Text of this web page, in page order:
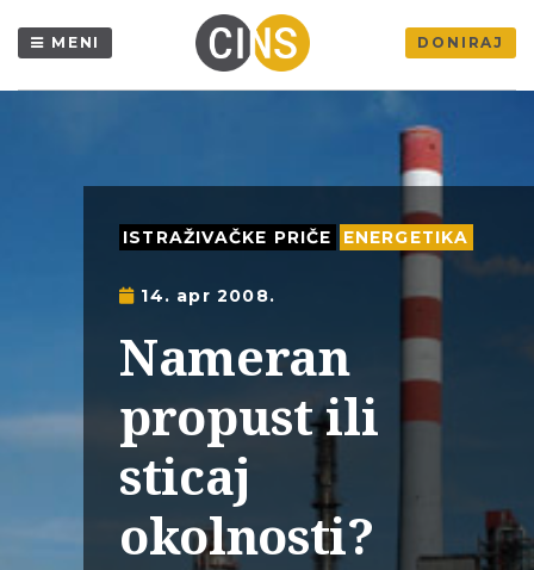
MENI DONIRAJ
ISTRAŽIVAČKE PRIČE ENERGETIKA
14. apr 2008.
Nameran
propust ili
sticaj
okolnosti?